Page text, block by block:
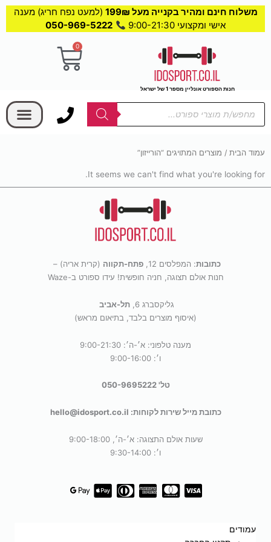
משלוח חינם ומהיר בקנייה מעל 199₪
(למעט נפח חריג) מענה
אישי ומקצועי 9:00-21:30
050-969-5222
חנות הספורט אונליין מספר 1 של ישראל
0
עגלת
Products
search
עמוד הבית / מוצרים המתויגים “הורייזון”
It seems we can't find what you're looking for.
כתובות: המפלסים 12, פתח-תקווה (קרית אריה) –
חנות אולם תצוגה, חניה חופשית! עידו ספורט ב-Waze
גליקסברג 6,
תל-אביב
(איסוף מוצרים בלבד, בתיאום מראש)
מענה טלפוני: א׳-ה׳: 9:00-21:30
ו׳: 9:00-16:00
טל' 050-9695222
כתובת מייל שירות לקוחות: hello@idosport.co.il
שעות אולם התצוגה: א׳-ה׳, 9:00-18:00
ו׳: 9:30-14:00
עמודים